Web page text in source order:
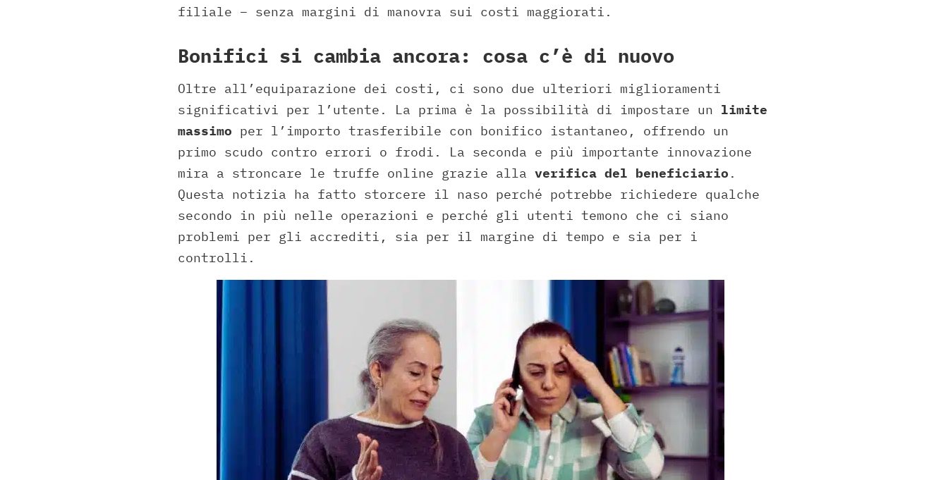
filiale – senza margini di manovra sui costi maggiorati.
Bonifici si cambia ancora: cosa c’è di nuovo
Oltre all’equiparazione dei costi, ci sono due ulteriori miglioramenti
significativi per l’utente. La prima è la possibilità di impostare un limite
massimo per l’importo trasferibile con bonifico istantaneo, offrendo un
primo scudo contro errori o frodi. La seconda e più importante innovazione
mira a stroncare le truffe online grazie alla verifica del beneficiario .
Questa notizia ha fatto storcere il naso perché potrebbe richiedere qualche
secondo in più nelle operazioni e perché gli utenti temono che ci siano
problemi per gli accrediti, sia per il margine di tempo e sia per i
controlli.